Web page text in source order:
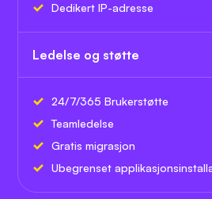
Dedikert IP-adresse
Ledelse og støtte
24/7/365 Brukerstøtte
Teamledelse
Gratis migrasjon
Ubegrenset